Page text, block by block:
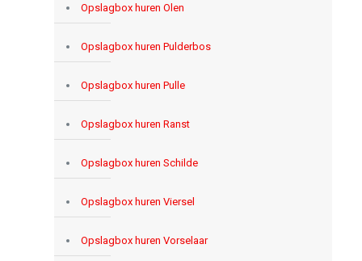
Opslagbox huren Olen
Opslagbox huren Pulderbos
Opslagbox huren Pulle
Opslagbox huren Ranst
Opslagbox huren Schilde
Opslagbox huren Viersel
Opslagbox huren Vorselaar